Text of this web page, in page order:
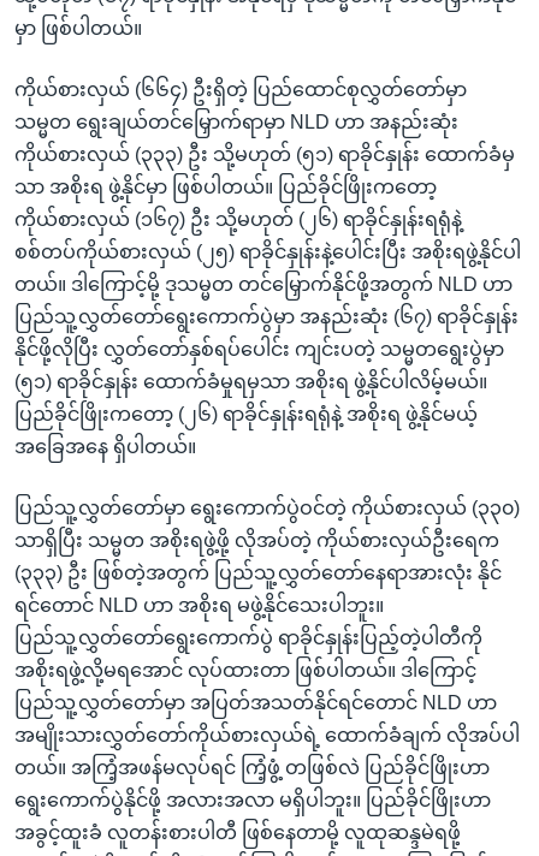
မှာ ဖြစ်ပါတယ်။
ကိုယ်စားလှယ် (၆၆၄) ဦးရှိတဲ့ ပြည်ထောင်စုလွှတ်တော်မှာ
သမ္မတ ရွေးချယ်တင်မြှောက်ရာမှာ NLD ဟာ အနည်းဆုံး
ကိုယ်စားလှယ် (၃၃၃) ဦး သို့မဟုတ် (၅၁) ရာခိုင်နှုန်း ထောက်ခံမှ
သာ အစိုးရ ဖွဲ့နိုင်မှာ ဖြစ်ပါတယ်။ ပြည်ခိုင်ဖြိုးကတော့
ကိုယ်စားလှယ် (၁၆၇) ဦး သို့မဟုတ် (၂၆) ရာခိုင်နှုန်းရရုံနဲ့
စစ်တပ်ကိုယ်စားလှယ် (၂၅) ရာခိုင်နှုန်းနဲ့ပေါင်းပြီး အစိုးရဖွဲ့နိုင်ပါ
တယ်။ ဒါကြောင့်မို့ ဒုသမ္မတ တင်မြှောက်နိုင်ဖို့အတွက် NLD ဟာ
ပြည်သူ့လွှတ်တော်ရွေးကောက်ပွဲမှာ အနည်းဆုံး (၆၇) ရာခိုင်နှုန်း
နိုင်ဖို့လိုပြီး လွှတ်တော်နှစ်ရပ်ပေါင်း ကျင်းပတဲ့ သမ္မတရွေးပွဲမှာ
(၅၁) ရာခိုင်နှုန်း ထောက်ခံမှုရမှသာ အစိုးရ ဖွဲ့နိုင်ပါလိမ့်မယ်။
ပြည်ခိုင်ဖြိုးကတော့ (၂၆) ရာခိုင်နှုန်းရရုံနဲ့ အစိုးရ ဖွဲ့နိုင်မယ့်
အခြေအနေ ရှိပါတယ်။
ပြည်သူ့လွှတ်တော်မှာ ရွေးကောက်ပွဲဝင်တဲ့ ကိုယ်စားလှယ် (၃၃၀)
သာရှိပြီး သမ္မတ အစိုးရဖွဲ့ဖို့ လိုအပ်တဲ့ ကိုယ်စားလှယ်ဦးရေက
(၃၃၃) ဦး ဖြစ်တဲ့အတွက် ပြည်သူ့လွှတ်တော်နေရာအားလုံး နိုင်
ရင်တောင် NLD ဟာ အစိုးရ မဖွဲ့နိုင်သေးပါဘူး။
ပြည်သူ့လွှတ်တော်ရွေးကောက်ပွဲ ရာခိုင်နှုန်းပြည့်တဲ့ပါတီကို
အစိုးရဖွဲ့လို့မရအောင် လုပ်ထားတာ ဖြစ်ပါတယ်။ ဒါကြောင့်
ပြည်သူ့လွှတ်တော်မှာ အပြတ်အသတ်နိုင်ရင်တောင် NLD ဟာ
အမျိုးသားလွှတ်တော်ကိုယ်စားလှယ်ရဲ့ ထောက်ခံချက် လိုအပ်ပါ
တယ်။ အကြံ့အဖန်မလုပ်ရင် ကြံ့ဖွံ့ တဖြစ်လဲ ပြည်ခိုင်ဖြိုးဟာ
ရွေးကောက်ပွဲနိုင်ဖို့ အလားအလာ မရှိပါဘူး။ ပြည်ခိုင်ဖြိုးဟာ
အခွင့်ထူးခံ လူတန်းစားပါတီ ဖြစ်နေတာမို့ လူထုဆန္ဒမဲရဖို့